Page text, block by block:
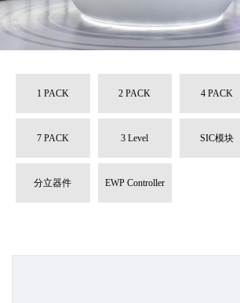
1 PACK 2 PACK 4 PACK
7 PACK 3 Level SIC模块
分立器件 EWP Controller